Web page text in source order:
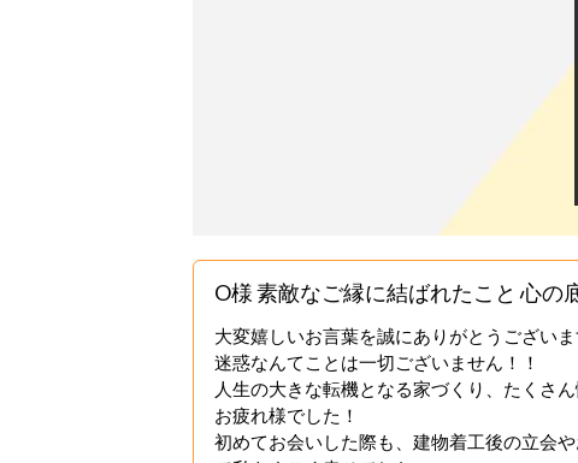
O様 素敵なご縁に結ばれたこと 心の
大変嬉しいお言葉を誠にありがとうございま
迷惑なんてことは一切ございません！！
人生の大きな転機となる家づくり、たくさ
お疲れ様でした！
初めてお会いした際も、建物着工後の立会